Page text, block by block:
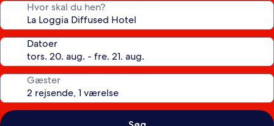
Hvor skal du hen?
Datoer
Gæster